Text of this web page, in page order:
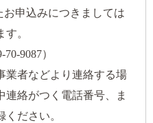
申込みにつきましては
。
9087）
業者などより連絡する場
連絡がつく電話番号、ま
ださい。